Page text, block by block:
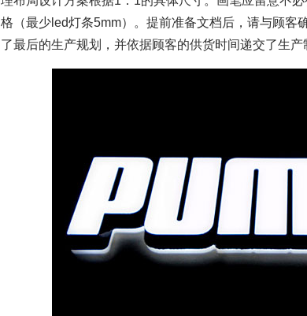
格（最少led灯条5mm）。提前准备文档后，请与顾客
了最后的生产规划，并依据顾客的供货时间递交了生产